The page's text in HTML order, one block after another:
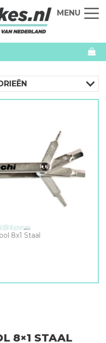
MENU
8x1 Staal
8×1 STAAL